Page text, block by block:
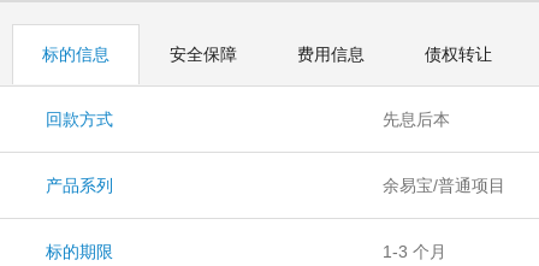
标的信息 安全保障 费用信息 债权转让
回款方式 先息后本
产品系列 余易宝/普通项目
标的期限 1-3 个月